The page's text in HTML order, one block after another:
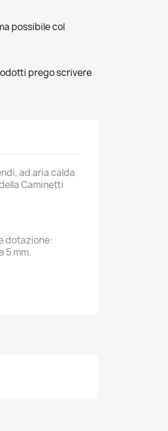
possibile col
prego scrivere
ad aria calda
Caminetti
dotazione:
5 mm.